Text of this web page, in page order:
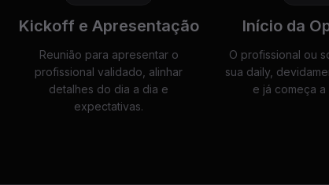
Kickoff e Apresentação
Reunião para apresentar o
profissional validado, alinhar
detalhes do dia a dia e
expectativas.
Início da
O profissional ou
sua daily,
e já começa a